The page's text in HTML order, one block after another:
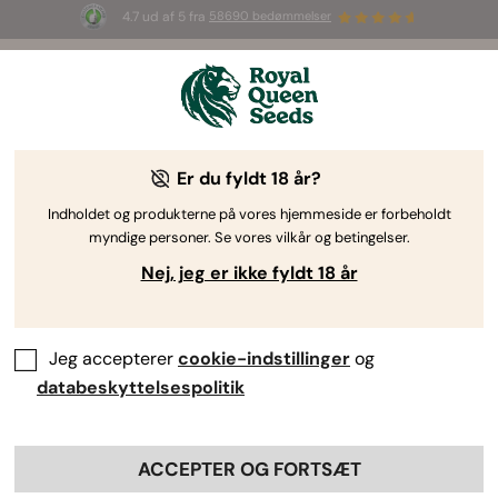
4.7 ud af 5 fra 58690 bedømmelser
ummer Sales
: Op til 50 % rabat
på udvalgte produkter! ⏤
Er du fyldt 18 år?
Indholdet og produkterne på vores hjemmeside er forbeholdt
myndige personer. Se vores vilkår og betingelser.
Nej, jeg er ikke fyldt 18 år
Jeg accepterercookie-indstillingerog
databeskyttelsespolitik
ACCEPTER OG FORTSÆT